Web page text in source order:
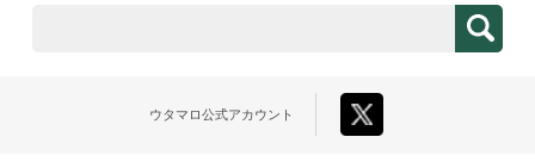
ウタマロ公式アカウント